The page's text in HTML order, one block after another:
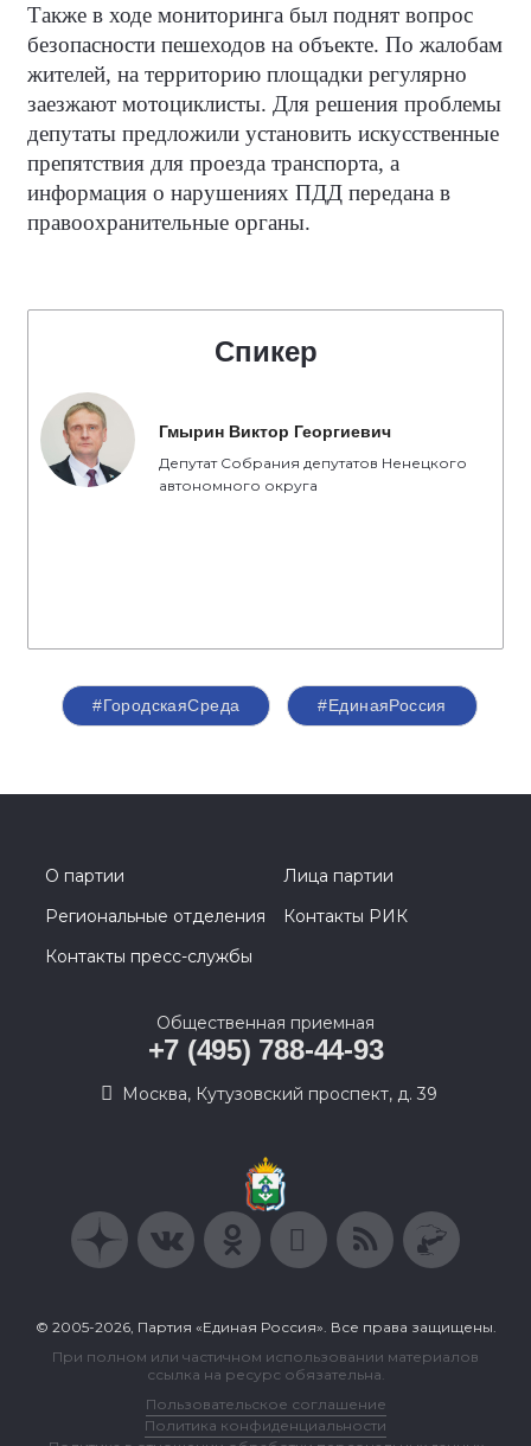
Также в ходе мониторинга был поднят вопрос
безопасности пешеходов на объекте. По жалобам
жителей, на территорию площадки регулярно
заезжают мотоциклисты. Для решения проблемы
депутаты предложили установить искусственные
препятствия для проезда транспорта, а
информация о нарушениях ПДД передана в
правоохранительные органы.
Спикер
Гмырин Виктор Георгиевич
Депутат Собрания депутатов Ненецкого
автономного округа
#ГородскаяСреда #ЕдинаяРоссия
О партии
Лица партии
Региональные отделения
Контакты РИК
Контакты пресс-службы
Общественная приемная
+7 (495) 788-44-93
Москва, Кутузовский проспект, д. 39
© 2005-2026, Партия «Единая Россия». Все права защищены.
При полном или частичном использовании материалов
ссылка на ресурс обязательна.
Пользовательское соглашение
Политика конфиденциальности